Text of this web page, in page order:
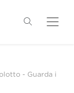
- Guarda i